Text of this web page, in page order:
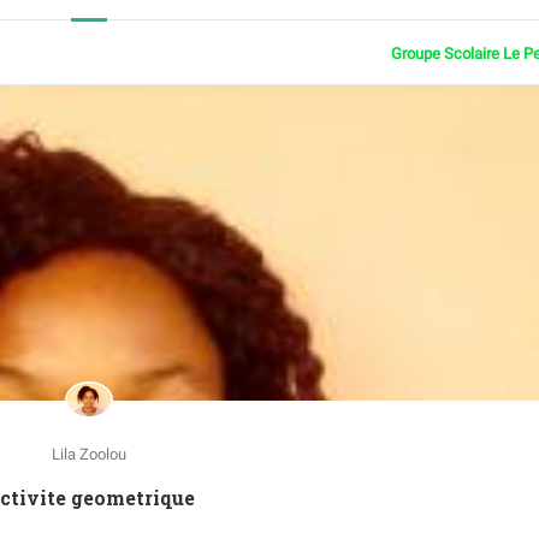
Groupe Scolaire Le
Lila Zoolou
Activite geometrique